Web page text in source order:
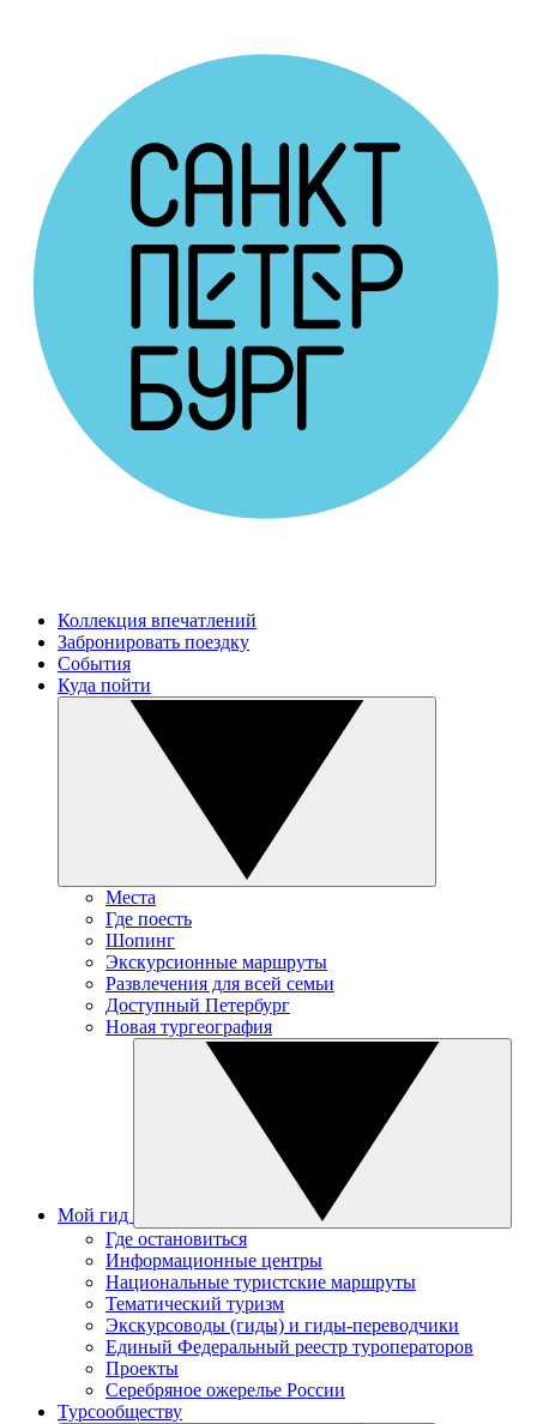
Коллекция впечатлений
Забронировать поездку
События
Куда пойти
Места
Где поесть
Шопинг
Экскурсионные маршруты
Развлечения для всей семьи
Доступный Петербург
Новая тургеография
Мой гид
Где остановиться
Информационные центры
Национальные туристские маршруты
Тематический туризм
Экскурсоводы (гиды) и гиды-переводчики
Единый Федеральный реестр туроператоров
Проекты
Серебряное ожерелье России
Турсообществу